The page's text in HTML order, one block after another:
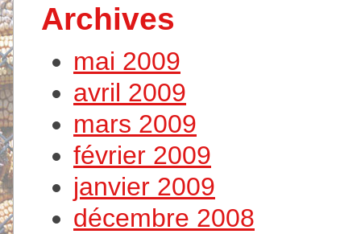
Archives
mai 2009
avril 2009
mars 2009
février 2009
janvier 2009
décembre 2008